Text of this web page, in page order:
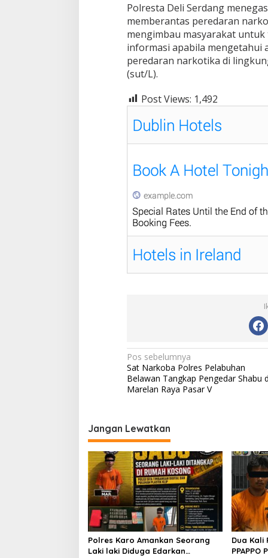
Polresta Deli Serdang
memberantas peredaran
mengimbau masyarakat
informasi apabila mengetahui
peredaran narkotika di
(sut/L).
Post Views: 1,492
N
a
v
g
a
s
i
p
o
s
Pos sebelumnya
Sat Narkoba Polres Pelabuhan
Belawan Tangkap Pengedar Shabu
Marelan Raya Pasar V
Jangan Lewatkan
Polres Karo Amankan Seorang
Laki laki Diduga Edarkan
Dua Kali
PPAPPO